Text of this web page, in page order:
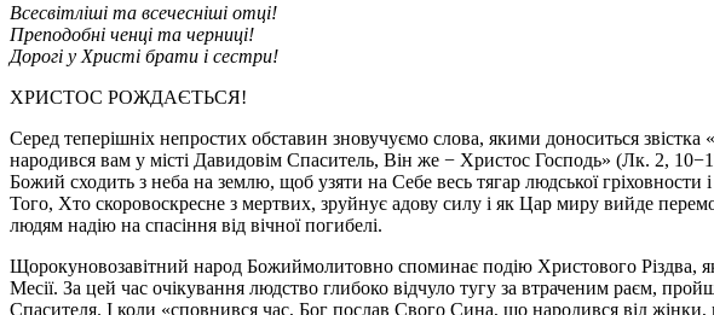
Всесвітліші та всечесніші отці!
Преподобні ченці та черниці!
Дорогі у Христі брати і сестри!
ХРИСТОС РОЖДАЄТЬСЯ!
Серед теперішніх непростих обставин зновучуємо слова, якими доноситься
народився вам у місті Давидовім Спаситель, Він же − Христос Господь» (Лк. 2,
Божий сходить з неба на землю, щоб узяти на Себе весь тягар людської
Того, Хто скоровоскресне з мертвих, зруйнує адову силу і як Цар миру вийде
людям надію на спасіння від вічної погибелі.
Щорокуновозавітний народ Божиймолитовно споминає подію Христового Різдва,
Месії. За цей час очікування людство глибоко відчуло тугу за втраченим раєм,
Спасителя. І коли «сповнився час, Бог послав Свого Сина, що народився від